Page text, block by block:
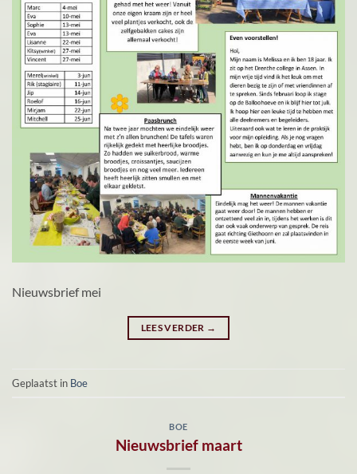
Nieuwsbrief mei
LEES VERDER →
Geplaatst in Boe
BOE
Nieuwsbrief maart